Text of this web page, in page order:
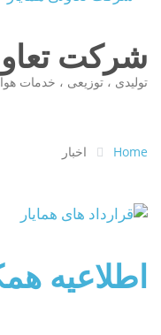
شرکت
تولیدی ، توزیعی ، خدمات
Home اخبار
اطلاعیه